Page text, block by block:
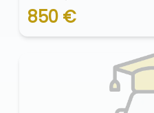
850 €